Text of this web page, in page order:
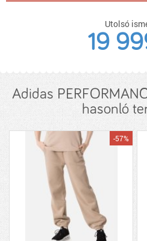
Utolsó
19
Adidas
hasonló
-57%